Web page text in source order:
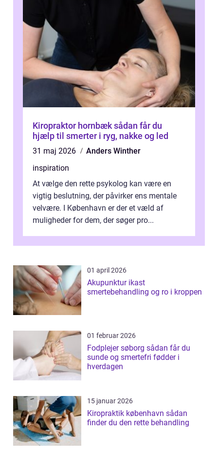
Kiropraktor hornbæk sådan får du
hjælp til smerter i ryg, nakke og led
31 maj 2026
Anders Winther
inspiration
At vælge den rette psykolog kan være en
vigtig beslutning, der påvirker ens mentale
velvære. I København er der et væld af
muligheder for dem, der søger pro...
01 april 2026
Akupunktur ikast
smertebehandling og ro i kroppen
01 februar 2026
Fodplejer søborg sådan får du
sunde og smertefri fødder i
hverdagen
15 januar 2026
Kiropraktik københavn sådan
finder du den rette behandling